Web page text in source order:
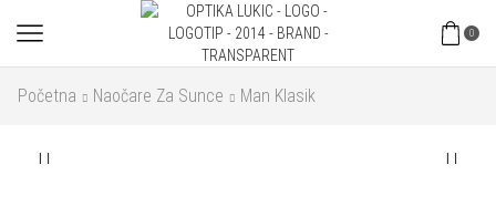
0
Početna Naočare Za Sunce Man Klasik